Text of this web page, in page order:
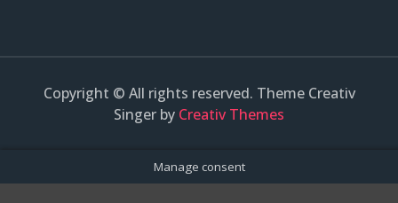
Copyright © All rights reserved. Theme Creativ
Singer by Creativ Themes
Manage consent